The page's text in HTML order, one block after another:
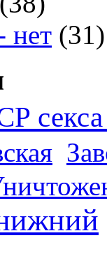
нет (31)
секса